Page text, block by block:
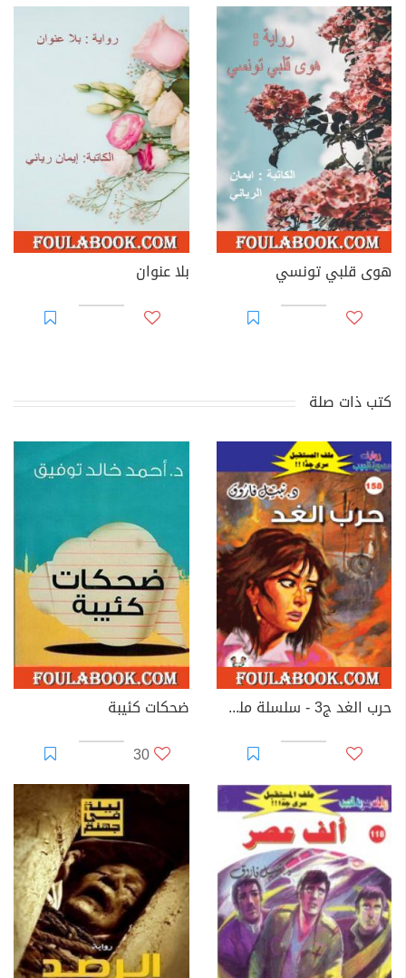
هوى قلبي تونسي بلا عنوان
كتب ذات صلة
حرب الغد ج3 - سلسلة ملف المستقبل
ضحكات كئيبة
30